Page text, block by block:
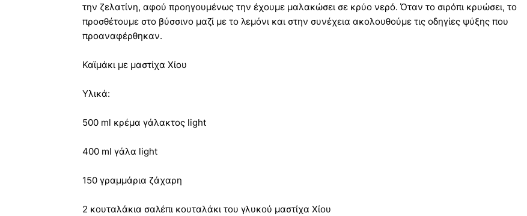
την ζελατίνη, αφού προηγουμένως την έχουμε μαλακώσει σε κρύο νερό. Όταν το σιρόπι κρυώσει, το
προσθέτουμε στο βύσσινο μαζί με το λεμόνι και στην συνέχεια ακολουθούμε τις οδηγίες ψύξης που
προαναφέρθηκαν.
Καϊμάκι με μαστίχα Χίου
Υλικά:
500 ml κρέμα γάλακτος light
400 ml γάλα light
150 γραμμάρια ζάχαρη
2 κουταλάκια σαλέπι κουταλάκι του γλυκού μαστίχα Χίου